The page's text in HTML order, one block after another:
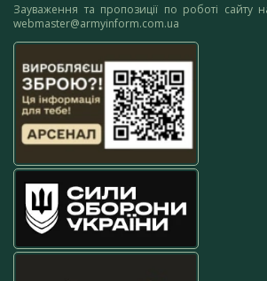
Зауваження та пропозиції по роботі сайту
webmaster@armyinform.com.ua